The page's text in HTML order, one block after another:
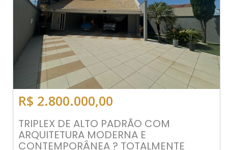
R$ 2.800.000,00
TRIPLEX DE ALTO PADRÃO COM
ARQUITETURA MODERNA E
CONTEMPORÂNEA ? TOTALMENTE